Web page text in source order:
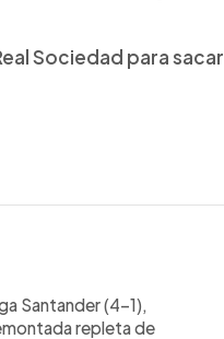
Sociedad para sacar
Santander (4-1),
repleta de